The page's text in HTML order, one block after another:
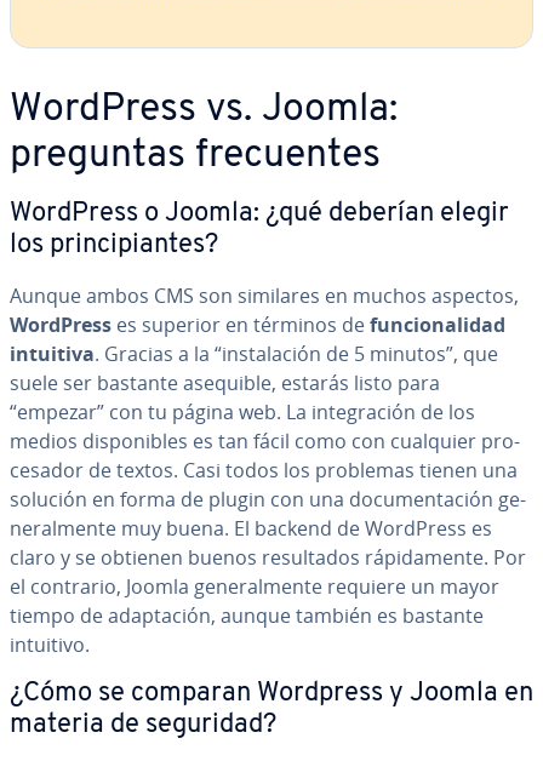
WordPress vs. Joomla:
preguntas fre­cue­n­tes
WordPress o Joomla: ¿qué deberían elegir
los pri­n­ci­pia­n­tes?
Aunque ambos CMS son similares en muchos aspectos,
WordPress es superior en términos defu­n­cio­na­li­dad
intuitiva. Gracias a la “in­s­ta­la­ción de 5 minutos”, que
suele ser bastante asequible, estarás listo para
“empezar” con tu página web. La in­te­gra­ción de los
medios di­s­po­ni­bles es tan fácil como con cualquier pro­
ce­sa­dor de textos. Casi todos los problemas tienen una
solución en forma de plugin con una do­cu­me­n­ta­ción ge­
ne­ra­l­me­n­te muy buena. El backend de WordPress es
claro y se obtienen buenos re­su­l­ta­dos rá­pi­da­me­n­te. Por
el contrario, Joomla ge­ne­ra­l­me­n­te requiere un mayor
tiempo de ada­p­ta­ción, aunque también es bastante
intuitivo.
¿Cómo se comparan Wordpress y Joomla en
materia de seguridad?